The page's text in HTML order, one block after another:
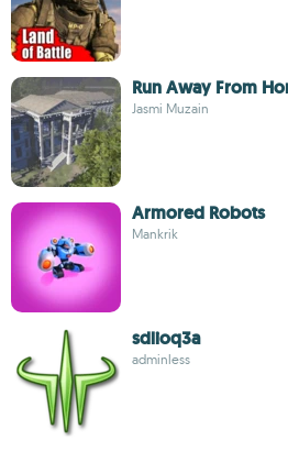
Run Away From
Jasmi Muzain
Armored Robots
Mankrik
sdlioq3a
adminless